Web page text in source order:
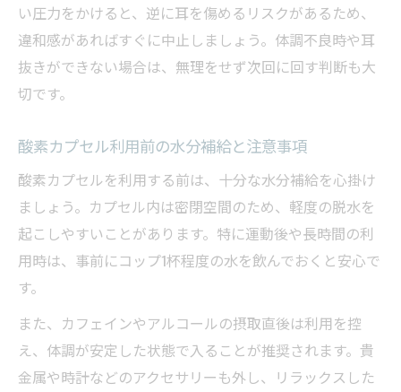
い圧力をかけると、逆に耳を傷めるリスクがあるため、
違和感があればすぐに中止しましょう。体調不良時や耳
抜きができない場合は、無理をせず次回に回す判断も大
切です。
酸素カプセル利用前の水分補給と注意事項
酸素カプセルを利用する前は、十分な水分補給を心掛け
ましょう。カプセル内は密閉空間のため、軽度の脱水を
起こしやすいことがあります。特に運動後や長時間の利
用時は、事前にコップ1杯程度の水を飲んでおくと安心で
す。
また、カフェインやアルコールの摂取直後は利用を控
え、体調が安定した状態で入ることが推奨されます。貴
金属や時計などのアクセサリーも外し、リラックスした